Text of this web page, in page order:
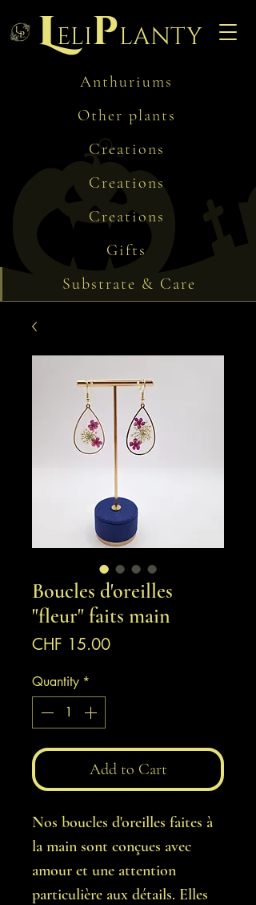
Leliplanty
Anthuriums
Other plants
Creations
Creations
Creations
Gifts
Substrate & Care
Boucles d'oreilles
"fleur" faits main
CHF 15.00Price
Quantity *
Add to Cart
Nos boucles d'oreilles faites à
la main sont conçues avec
amour et une attention
particulière aux détails. Elles